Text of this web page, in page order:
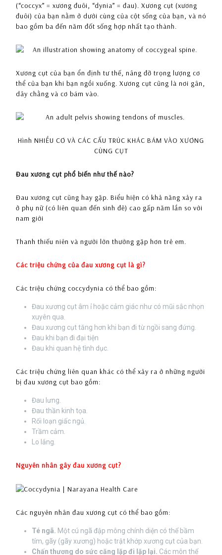
(“coccyx” = xương đuôi, “dynia” = đau). Xương cụt (xương
đuôi) của bạn nằm ở dưới cùng của cột sống của bạn, và nó
bao gồm ba đến năm đốt sống hợp nhất tạo thành.
Xương cụt của bạn ổn định tư thế, nâng đỡ trọng lượng cơ
thể của bạn khi bạn ngồi xuống. Xương cụt cũng là nơi gân,
dây chằng và cơ bám vào.
Hình NHIỀU CƠ VÀ CÁC CẤU TRÚC KHÁC BÁM VÀO XƯƠNG
CÙNG CỤT
Đau xương cụt phổ biến như thế nào?
Đau xương cụt cũng hay gặp. Biểu hiện có khả năng xảy ra
ở phụ nữ (có liên quan đến sinh đẻ) cao gấp năm lần so với
nam giới
Thanh thiếu niên và người lớn thường gặp hơn trẻ em.
Các triệu chứng của đau xương cụt là gì?
Các triệu chứng coccydynia có thể bao gồm:
Đau xương cụt âm ỉ hoặc cảm giác như có mũi sắc nhọn
xuyên qua.
Đau xương cụt tăng hơn khi bạn đi từ ngồi sang đứng.
Đau khi bạn đi đại tiện
Đau khi quan hệ tình dục.
Các triệu chứng liên quan khác có thể xảy ra ở những người
bị đau xương cụt bao gồm:
Đau lưng.
Đau thần kinh tọa.
Rối loạn giấc ngủ.
Trầm cảm.
Lo lắng.
Nguyên nhân gây đau xương cụt?
Các nguyên nhân đau xương cụt có thể bao gồm:
Té ngã. Một cú ngã đập mông chính diện có thể bầm
tím, gãy (gãy xương) hoặc trật khớp xương cụt của bạn.
Chấn thương do sức căng lặp đi lặp lại. Các môn thể